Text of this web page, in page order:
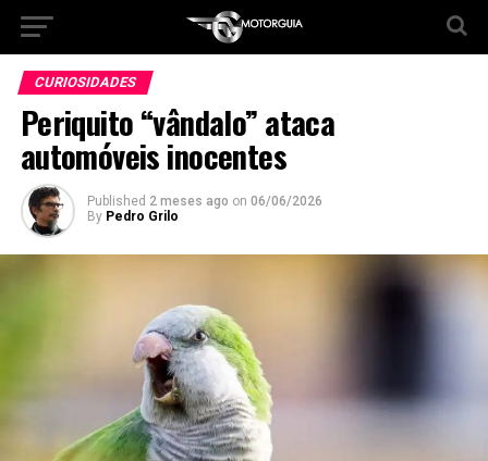
CURIOSIDADES
Periquito “vândalo” ataca
automóveis inocentes
Published 2 meses ago on 06/06/2026
By Pedro Grilo